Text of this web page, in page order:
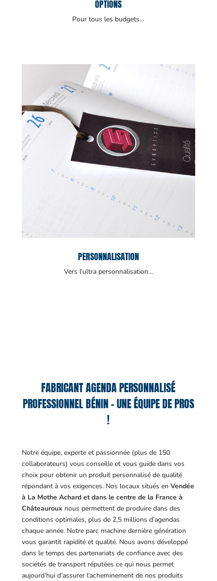
OPTIONS
Pour tous les budgets…
PERSONNALISATION
Vers l’ultra personnalisation…
FABRICANT AGENDA PERSONNALISÉ
PROFESSIONNEL BÉNIN – UNE ÉQUIPE DE PROS
!
Notre équipe, experte et passionnée (plus de 150
collaborateurs) vous conseille et vous guide dans vos
choix pour obtenir un produit personnalisé de qualité
répondant à vos exigences. Nos locaux situés en Vendée
à La Mothe Achard et dans le centre de la France à
Châteauroux nous permettent de produire dans des
conditions optimales, plus de 2,5 millions d’agendas
chaque année. Notre parc machine dernière génération
vous garantit rapidité et qualité. Nous avons développé
dans le temps des partenariats de confiance avec des
sociétés de transport réputées ce qui nous permet
aujourd’hui d’assurer l’acheminement de nos produits